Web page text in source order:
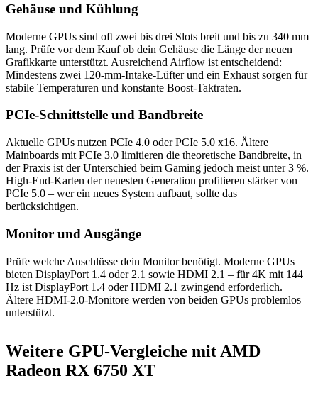
Gehäuse und Kühlung
Moderne GPUs sind oft zwei bis drei Slots breit und bis zu 340 mm
lang. Prüfe vor dem Kauf ob dein Gehäuse die Länge der neuen
Grafikkarte unterstützt. Ausreichend Airflow ist entscheidend:
Mindestens zwei 120-mm-Intake-Lüfter und ein Exhaust sorgen für
stabile Temperaturen und konstante Boost-Taktraten.
PCIe-Schnittstelle und Bandbreite
Aktuelle GPUs nutzen PCIe 4.0 oder PCIe 5.0 x16. Ältere
Mainboards mit PCIe 3.0 limitieren die theoretische Bandbreite, in
der Praxis ist der Unterschied beim Gaming jedoch meist unter 3 %.
High-End-Karten der neuesten Generation profitieren stärker von
PCIe 5.0 – wer ein neues System aufbaut, sollte das
berücksichtigen.
Monitor und Ausgänge
Prüfe welche Anschlüsse dein Monitor benötigt. Moderne GPUs
bieten DisplayPort 1.4 oder 2.1 sowie HDMI 2.1 – für 4K mit 144
Hz ist DisplayPort 1.4 oder HDMI 2.1 zwingend erforderlich.
Ältere HDMI-2.0-Monitore werden von beiden GPUs problemlos
unterstützt.
Weitere GPU-Vergleiche mit AMD
Radeon RX 6750 XT